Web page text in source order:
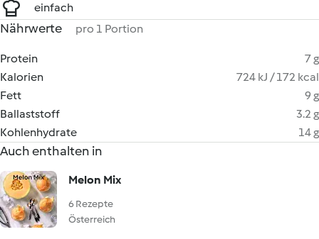
einfach
Nährwerte pro 1 Portion
Protein
7 g
Kalorien
724 kJ / 172 kcal
Fett
9 g
Ballaststoff
3.2 g
Kohlenhydrate
14 g
Auch enthalten in
Melon Mix
6 Rezepte
Österreich